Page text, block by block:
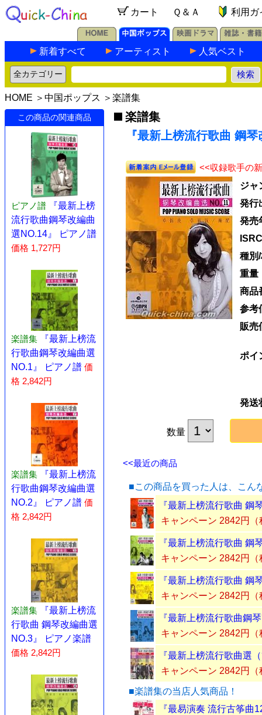
カート Ｑ＆Ａ 利用ガ
新着すべて アーティスト 人気ベスト
HOME ＞ 中国ポップス ＞ 楽譜集
この商品の関連商品
ピアノ譜
『最新上榜
流行歌曲鋼琴改編曲
選NO.14』 ピアノ譜
価格 1,727円
楽譜集
『最新上榜流
行歌曲鋼琴改編曲選
NO.1』 ピアノ譜 価
格 2,842円
楽譜集
『最新上榜流
行歌曲鋼琴改編曲選
NO.2』 ピアノ譜 価
格 2,842円
楽譜集
『最新上榜流
行歌曲 鋼琴改編曲選
NO.3』 ピアノ楽譜
価格 2,842円
楽譜集
『最新上榜流行歌曲 鋼
<<収録歌手の
ジャ
発行
発売
種別
重量
商品
参考
販売
ポイ
発送
数量
<<最近の商品
■この商品を買った人は、こん
『最新上榜流行歌曲 鋼
キャンペーン 2842円（
『最新上榜流行歌曲 鋼
キャンペーン 2842円（
『最新上榜流行歌曲 鋼
キャンペーン 2842円（
『最新上榜流行歌曲鋼
キャンペーン 2842円（
『最新上榜流行歌曲選
キャンペーン 2842円（
■楽譜集の当店人気商品！
『最易演奏 流行古筝曲